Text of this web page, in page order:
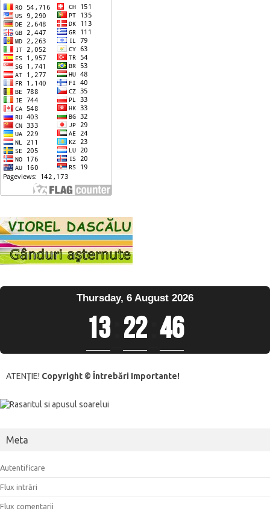
Thursday, 6 August 2026
13 22 46
ATENŢIE! Copyright © Întrebări Importante!
Meta
Autentificare
Flux intrări
Flux comentarii